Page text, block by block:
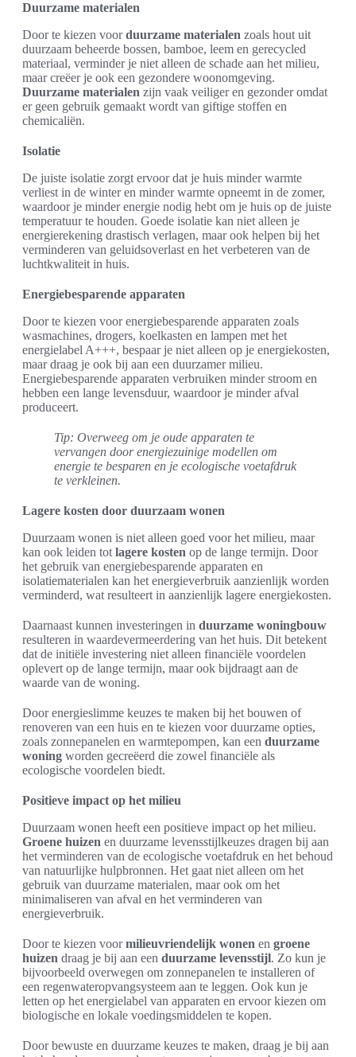
Duurzame materialen
Door te kiezen voorduurzame materialen zoals hout uit
duurzaam beheerde bossen, bamboe, leem en gerecycled
materiaal, verminder je niet alleen de schade aan het milieu,
maar creëer je ook een gezondere woonomgeving.
Duurzame materialen zijn vaak veiliger en gezonder omdat
er geen gebruik gemaakt wordt van giftige stoffen en
chemicaliën.
Isolatie
De juiste isolatie zorgt ervoor dat je huis minder warmte
verliest in de winter en minder warmte opneemt in de zomer,
waardoor je minder energie nodig hebt om je huis op de juiste
temperatuur te houden. Goede isolatie kan niet alleen je
energierekening drastisch verlagen, maar ook helpen bij het
verminderen van geluidsoverlast en het verbeteren van de
luchtkwaliteit in huis.
Energiebesparende apparaten
Door te kiezen voor energiebesparende apparaten zoals
wasmachines, drogers, koelkasten en lampen met het
energielabel A+++, bespaar je niet alleen op je energiekosten,
maar draag je ook bij aan een duurzamer milieu.
Energiebesparende apparaten verbruiken minder stroom en
hebben een lange levensduur, waardoor je minder afval
produceert.
Tip: Overweeg om je oude apparaten te
vervangen door energiezuinige modellen om
energie te besparen en je ecologische voetafdruk
te verkleinen.
Lagere kosten door duurzaam wonen
Duurzaam wonen is niet alleen goed voor het milieu, maar
kan ook leiden tot lagere kosten op de lange termijn. Door
het gebruik van energiebesparende apparaten en
isolatiematerialen kan het energieverbruik aanzienlijk worden
verminderd, wat resulteert in aanzienlijk lagere energiekosten.
Daarnaast kunnen investeringen in duurzame woningbouw
resulteren in waardevermeerdering van het huis. Dit betekent
dat de initiële investering niet alleen financiële voordelen
oplevert op de lange termijn, maar ook bijdraagt aan de
waarde van de woning.
Door energieslimme keuzes te maken bij het bouwen of
renoveren van een huis en te kiezen voor duurzame opties,
zoals zonnepanelen en warmtepompen, kan een duurzame
woning worden gecreëerd die zowel financiële als
ecologische voordelen biedt.
Positieve impact op het milieu
Duurzaam wonen heeft een positieve impact op het milieu.
Groene huizen en duurzame levensstijlkeuzes dragen bij aan
het verminderen van de ecologische voetafdruk en het behoud
van natuurlijke hulpbronnen. Het gaat niet alleen om het
gebruik van duurzame materialen, maar ook om het
minimaliseren van afval en het verminderen van
energieverbruik.
Door te kiezen voormilieuvriendelijk wonen en groene
huizen draag je bij aan een duurzame levensstijl. Zo kun je
bijvoorbeeld overwegen om zonnepanelen te installeren of
een regenwateropvangsysteem aan te leggen. Ook kun je
letten op het energielabel van apparaten en ervoor kiezen om
biologische en lokale voedingsmiddelen te kopen.
Door bewuste en duurzame keuzes te maken, draag je bij aan